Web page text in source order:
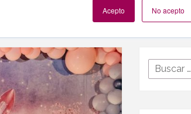
Acepto No acepto
Buscar
por: